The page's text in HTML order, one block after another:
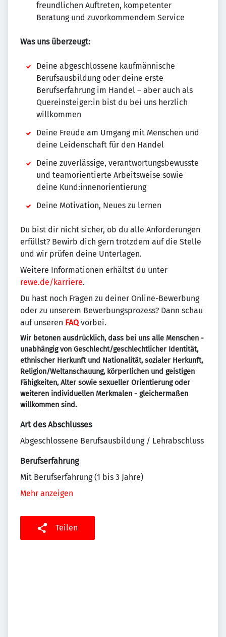
freundlichen Auftreten, kompetenter
Beratung und zuvorkommendem Service
Was uns überzeugt:
Deine abgeschlossene kaufmännische
Berufsausbildung oder deine erste
Berufserfahrung im Handel – aber auch als
Quereinsteiger:in bist du bei uns herzlich
willkommen
Deine Freude am Umgang mit Menschen und
deine Leidenschaft für den Handel
Deine zuverlässige, verantwortungsbewusste
und teamorientierte Arbeitsweise sowie
deine Kund:innenorientierung
Deine Motivation, Neues zu lernen
Du bist dir nicht sicher, ob du alle Anforderungen
erfüllst? Bewirb dich gern trotzdem auf die Stelle
und wir prüfen deine Unterlagen.
Weitere Informationen erhältst du unter
rewe.de/karriere.
Du hast noch Fragen zu deiner Online-Bewerbung
oder zu unserem Bewerbungsprozess? Dann schau
auf unseren FAQvorbei.
Wir betonen ausdrücklich, dass bei uns alle Menschen -
unabhängig von Geschlecht/geschlechtlicher Identität,
ethnischer Herkunft und Nationalität, sozialer Herkunft,
Religion/Weltanschauung, körperlichen und geistigen
Fähigkeiten, Alter sowie sexueller Orientierung oder
weiteren individuellen Merkmalen - gleichermaßen
willkommen sind.
Art des Abschlusses
Abgeschlossene Berufsausbildung / Lehrabschluss
Berufserfahrung
Mit Berufserfahrung (1 bis 3 Jahre)
Mehr anzeigen
Teilen